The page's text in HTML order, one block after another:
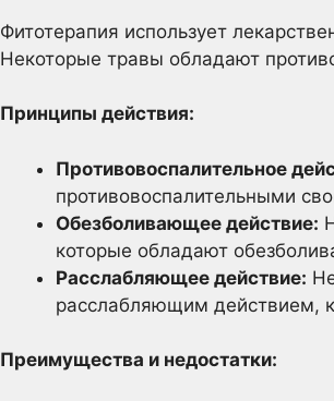
Фитотерапия использует
Некоторые травы обладают
Принципы действия:
Противовоспалительное
противовоспалительными
Обезболивающее действие:
которые обладают
Расслабляющее действие:
расслабляющим действием,
Преимущества и недостатки: